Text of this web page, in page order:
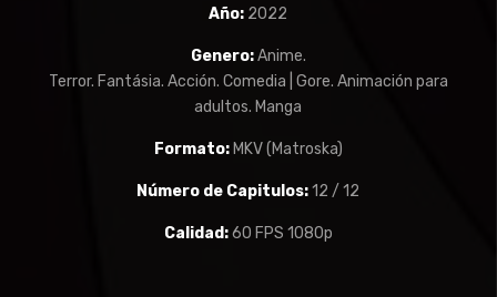
Año: 2022
Genero:Anime.
Terror. Fantásia. Acción. Comedia | Gore. Animación para
adultos. Manga
Formato: MKV (Matroska)
Número de Capitulos:12 / 12
Calidad: 60 FPS 1080p